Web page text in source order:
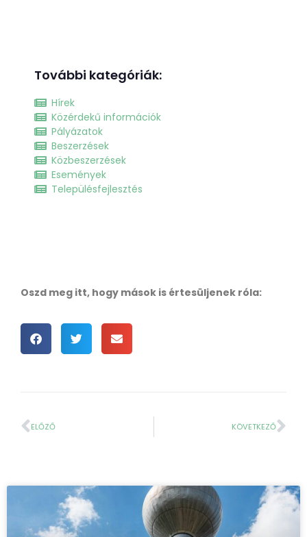
További kategóriák:
Hírek
Közérdekű információk
Pályázatok
Beszerzések
Közbeszerzések
Események
Településfejlesztés
Oszd meg itt, hogy mások is értesüljenek róla:
ELŐZŐ KÖVETKEZŐ